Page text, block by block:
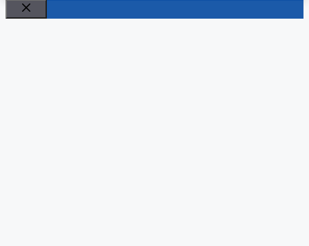
Schließen